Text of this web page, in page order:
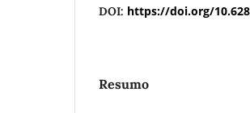
DOI: https://doi.org/
Resumo